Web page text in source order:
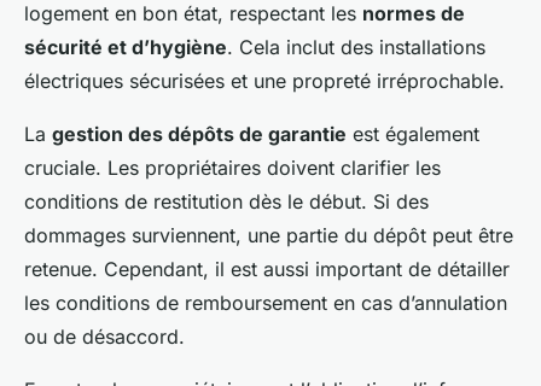
logement en bon état, respectant les normes de
sécurité et d’hygiène. Cela inclut des installations
électriques sécurisées et une propreté irréprochable.
La gestion des dépôts de garantie est également
cruciale. Les propriétaires doivent clarifier les
conditions de restitution dès le début. Si des
dommages surviennent, une partie du dépôt peut être
retenue. Cependant, il est aussi important de détailler
les conditions de remboursement en cas d’annulation
ou de désaccord.